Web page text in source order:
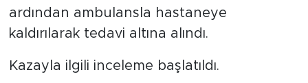
ardından ambulansla hastaneye
kaldırılarak tedavi altına alındı.
Kazayla ilgili inceleme başlatıldı.